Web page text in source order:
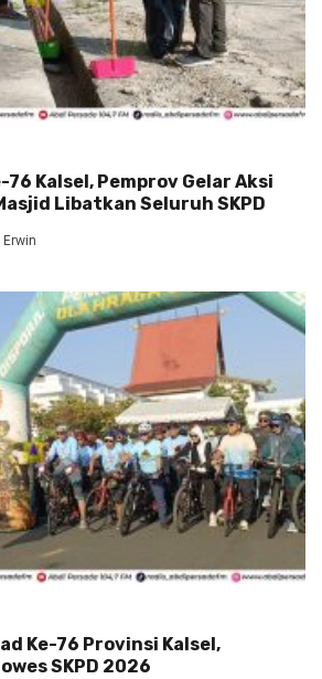
76 Kalsel, Pemprov Gelar Aksi
Libatkan Seluruh SKPD
Erwin
Ke-76 Provinsi Kalsel,
SKPD 2026